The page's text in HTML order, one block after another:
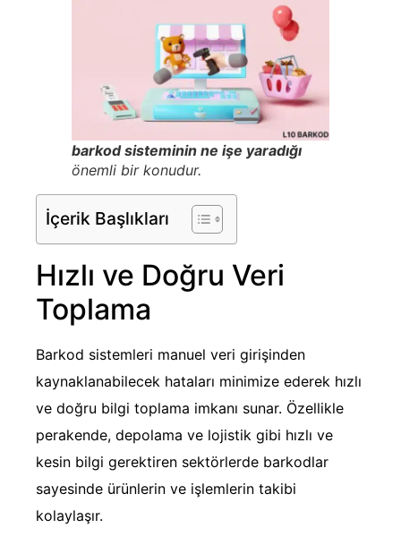
barkod sisteminin ne işe yaradığı
önemli bir konudur.
İçerik Başlıkları
Hızlı ve Doğru Veri
Toplama
Barkod sistemleri manuel veri girişinden
kaynaklanabilecek hataları minimize ederek hızlı
ve doğru bilgi toplama imkanı sunar. Özellikle
perakende, depolama ve lojistik gibi hızlı ve
kesin bilgi gerektiren sektörlerde barkodlar
sayesinde ürünlerin ve işlemlerin takibi
kolaylaşır.